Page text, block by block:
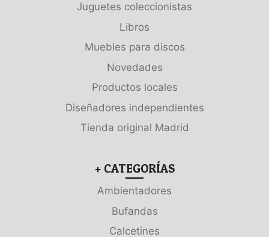
Juguetes coleccionistas
Libros
Muebles para discos
Novedades
Productos locales
Diseñadores independientes
Tienda original Madrid
+ CATEGORÍAS
Ambientadores
Bufandas
Calcetines